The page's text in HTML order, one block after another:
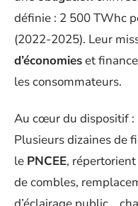
définie : 2 500 TWhc
(2022-2025). Leur
d’économieset
les consommateurs.
Au cœur du dispositif :
Plusieurs dizaines de
le PNCEE,
de combles,